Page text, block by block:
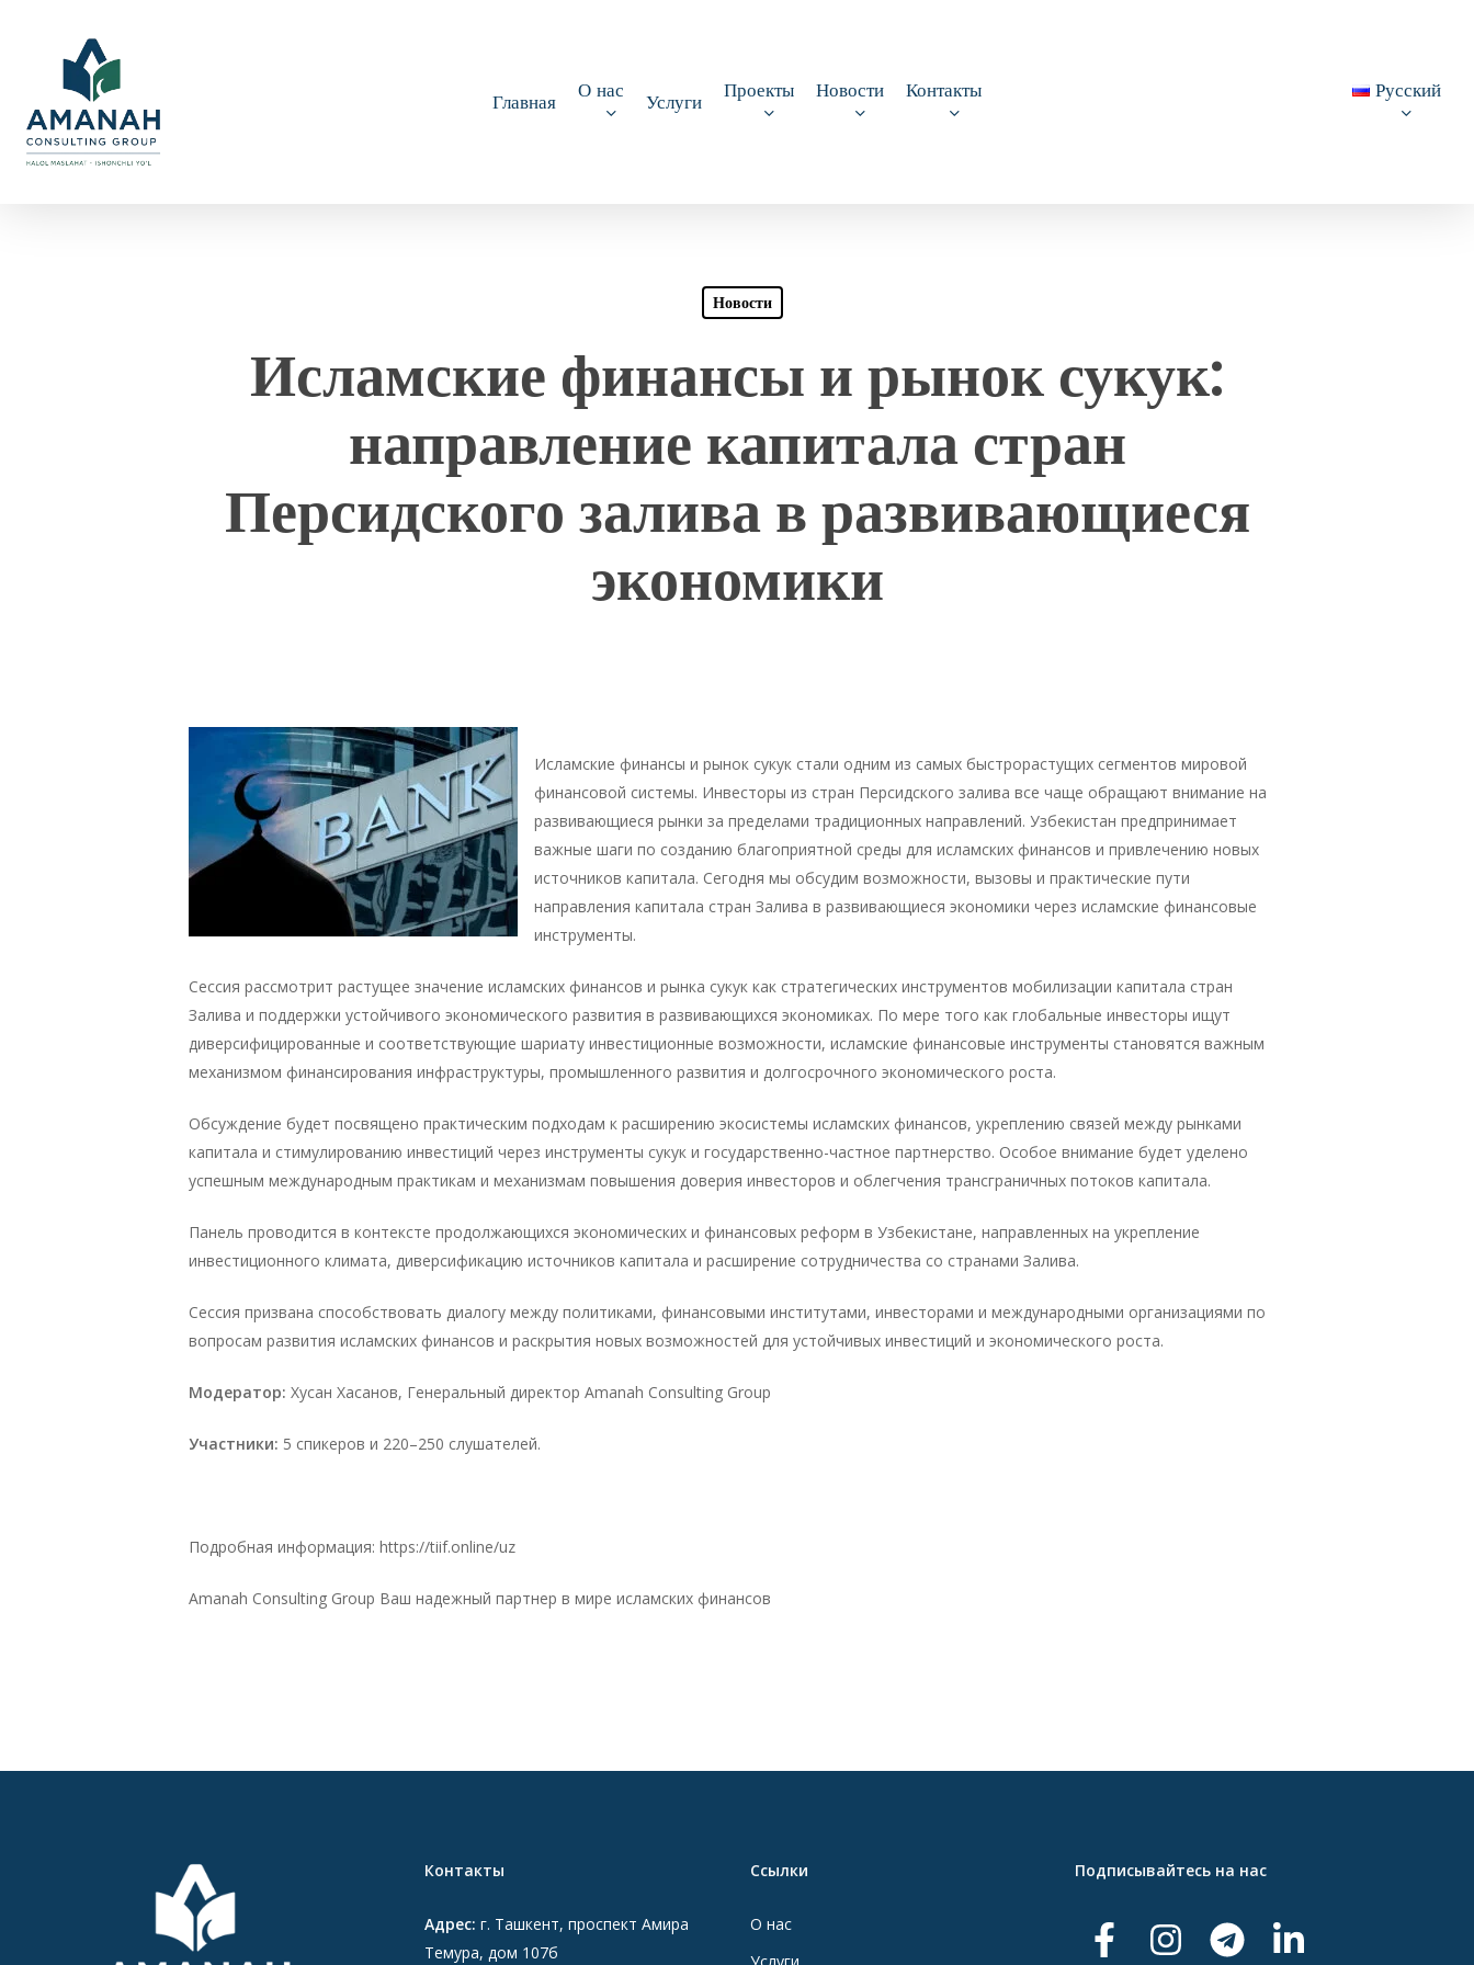
Главная О нас Услуги Проекты Новости Контакты Русский
Новости
Исламские финансы и рынок сукук:
направление капитала стран
Персидского залива в развивающиеся
экономики
Исламские финансы и рынок сукук стали одним из самых быстрорастущих сегментов мировой
финансовой системы. Инвесторы из стран Персидского залива все чаще обращают внимание на
развивающиеся рынки за пределами традиционных направлений. Узбекистан предпринимает
важные шаги по созданию благоприятной среды для исламских финансов и привлечению новых
источников капитала. Сегодня мы обсудим возможности, вызовы и практические пути
направления капитала стран Залива в развивающиеся экономики через исламские финансовые
инструменты.
Сессия рассмотрит растущее значение исламских финансов и рынка сукук как стратегических инструментов мобилизации капитала стран
Залива и поддержки устойчивого экономического развития в развивающихся экономиках. По мере того как глобальные инвесторы ищут
диверсифицированные и соответствующие шариату инвестиционные возможности, исламские финансовые инструменты становятся важным
механизмом финансирования инфраструктуры, промышленного развития и долгосрочного экономического роста.
Обсуждение будет посвящено практическим подходам к расширению экосистемы исламских финансов, укреплению связей между рынками
капитала и стимулированию инвестиций через инструменты сукук и государственно-частное партнерство. Особое внимание будет уделено
успешным международным практикам и механизмам повышения доверия инвесторов и облегчения трансграничных потоков капитала.
Панель проводится в контексте продолжающихся экономических и финансовых реформ в Узбекистане, направленных на укрепление
инвестиционного климата, диверсификацию источников капитала и расширение сотрудничества со странами Залива.
Сессия призвана способствовать диалогу между политиками, финансовыми институтами, инвесторами и международными организациями по
вопросам развития исламских финансов и раскрытия новых возможностей для устойчивых инвестиций и экономического роста.
Модератор: Хусан Хасанов, Генеральный директор Amanah Consulting Group
Участники: 5 спикеров и 220–250 слушателей.
Подробная информация: https://tiif.online/uz
Amanah Consulting Group Ваш надежный партнер в мире исламских финансов
Контакты
Адрес: г. Ташкент, проспект Амира
Темура, дом 107б
Ссылки
О нас
Подписывайтесь на нас